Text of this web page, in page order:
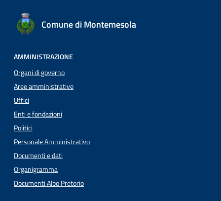
Comune di Montemesola
AMMINISTRAZIONE
Organi di governo
Aree amministrative
Uffici
Enti e fondazioni
Politici
Personale Amministrativo
Documenti e dati
Organigramma
Documenti Albo Pretorio